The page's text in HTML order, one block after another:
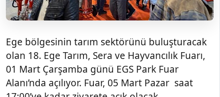
Ege bölgesinin tarım sektörünü buluşturacak
olan 18. Ege Tarım, Sera ve Hayvancılık Fuarı,
01 Mart Çarşamba günü EGS Park Fuar
Alanı’nda açılıyor. Fuar, 05 Mart Pazar saat